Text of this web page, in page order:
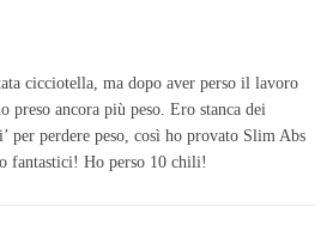
cicciotella, ma dopo aver perso il lavoro
preso ancora più peso. Ero stanca dei
per perdere peso, così ho provato Slim Abs
fantastici! Ho perso 10 chili!